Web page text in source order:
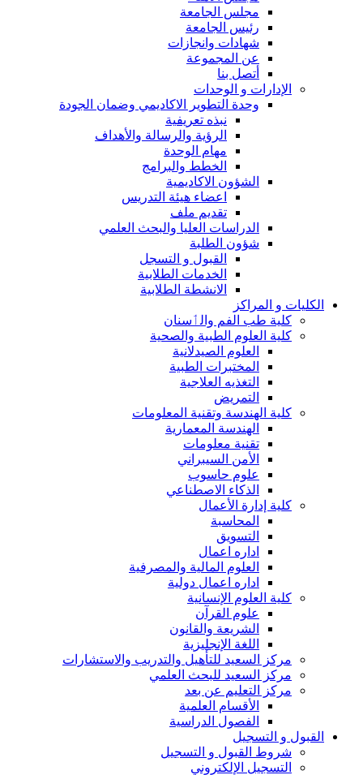
مجلس الجامعة
رئيس الجامعة
شهادات وانجازات
عن المجموعة
أتصل بنا
الإدارات و الوحدات
وحدة التطوير الاكاديمي وضمان الجودة
نبذه تعريفية
الرؤية والرسالة والأهداف
مهام الوحدة
الخطط والبرامج
الشؤون الاكاديمية
اعضاء هيئة التدريس
تقديم ملف
الدراسات العليا والبحث العلمي
شؤون الطلبة
القبول و التسجل
الخدمات الطلابية
الانشطة الطلابية
الكليات و المراكز
كلية طب الفم والٲسنان
كلية العلوم الطبية والصحية
العلوم الصيدلانية
المختبرات الطبية
التغذيه العلاجية
التمريض
كلية الهندسة وتقنية المعلومات
الهندسة المعمارية
تقنية معلومات
الأمن السيبراني
علوم حاسوب
الذكاء الاصطناعي
كلية إدارة الأعمال
المحاسبة
التسويق
اداره اعمال
العلوم المالية والمصرفية
اداره اعمال دولية
كلية العلوم الإنسانية
علوم القرآن
الشريعة والقانون
اللغة الإنجليزية
مركز السعيد للتأهيل والتدريب والاستشارات
مركز السعيد للبحث العلمي
مركز التعليم عن بعد
الأقسام العلمية
الفصول الدراسية
القبول و التسجيل
شروط القبول و التسجيل
التسجيل الإلكتروني